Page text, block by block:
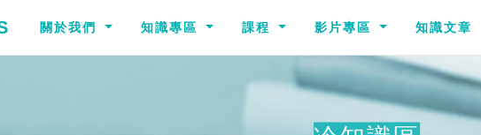
關於我們 知識專區 課程 影片專區 知識文章